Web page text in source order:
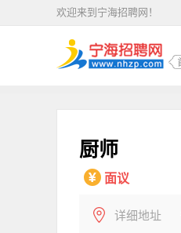
欢迎来到宁海招聘网！
厨师
面议
详细地址